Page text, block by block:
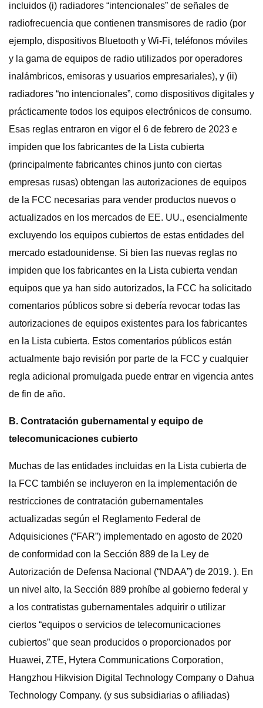
incluidos (i) radiadores “intencionales” de señales de
radiofrecuencia que contienen transmisores de radio (por
ejemplo, dispositivos Bluetooth y Wi-Fi, teléfonos móviles
y la gama de equipos de radio utilizados por operadores
inalámbricos, emisoras y usuarios empresariales), y (ii)
radiadores “no intencionales”, como dispositivos digitales y
prácticamente todos los equipos electrónicos de consumo.
Esas reglas entraron en vigor el 6 de febrero de 2023 e
impiden que los fabricantes de la Lista cubierta
(principalmente fabricantes chinos junto con ciertas
empresas rusas) obtengan las autorizaciones de equipos
de la FCC necesarias para vender productos nuevos o
actualizados en los mercados de EE. UU., esencialmente
excluyendo los equipos cubiertos de estas entidades del
mercado estadounidense. Si bien las nuevas reglas no
impiden que los fabricantes en la Lista cubierta vendan
equipos que ya han sido autorizados, la FCC ha solicitado
comentarios públicos sobre si debería revocar todas las
autorizaciones de equipos existentes para los fabricantes
en la Lista cubierta. Estos comentarios públicos están
actualmente bajo revisión por parte de la FCC y cualquier
regla adicional promulgada puede entrar en vigencia antes
de fin de año.
B. Contratación gubernamental y equipo de
telecomunicaciones cubierto
Muchas de las entidades incluidas en la Lista cubierta de
la FCC también se incluyeron en la implementación de
restricciones de contratación gubernamentales
actualizadas según el Reglamento Federal de
Adquisiciones (“FAR”) implementado en agosto de 2020
de conformidad con la Sección 889 de la Ley de
Autorización de Defensa Nacional (“NDAA”) de 2019. ). En
un nivel alto, la Sección 889 prohíbe al gobierno federal y
a los contratistas gubernamentales adquirir o utilizar
ciertos “equipos o servicios de telecomunicaciones
cubiertos” que sean producidos o proporcionados por
Huawei, ZTE, Hytera Communications Corporation,
Hangzhou Hikvision Digital Technology Company o Dahua
Technology Company. (y sus subsidiarias o afiliadas)